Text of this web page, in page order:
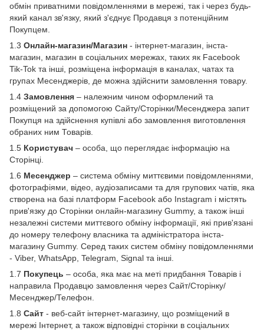
обмін приватними повідомленнями в мережі, так і через будь-
який канал зв'язку, який з'єднує Продавця з потенційним
Покупцем.
1.3 Онлайн-магазин/Магазин - інтернет-магазин, інста-
магазин, магазин в соціальних мережах, таких як Facebook
Tik-Tok та інші, розміщена інформація в каналах, чатах та
групах Месенджерів, де можна здійснити замовлення товару.
1.4 Замовлення – належним чином оформлений та
розміщений за допомогою Сайту/Сторінки/Месенджера запит
Покупця на здійснення купівлі або замовлення виготовлення
обраних ним Товарів.
1.5 Користувач – особа, що переглядає інформацію на
Сторінці.
1.6 Месенджер – система обміну миттєвими повідомленнями,
фотографіями, відео, аудіозаписами та для групових чатів, яка
створена на базі платформ Facebook або Instagram і містять
прив'язку до Сторінки онлайн-магазину Gummy, а також інші
незалежні системи миттєвого обміну інформації, які прив'язані
до номеру телефону власника та адміністратора інста-
магазину Gummy. Серед таких систем обміну повідомленнями
- Viber, WhatsApp, Telegram, Signal та інші.
1.7 Покупець – особа, яка має на меті придбання Товарів і
направила Продавцю замовлення через Сайт/Сторінку/
Месенджер/Телефон.
1.8 Сайт - веб-сайт інтернет-магазину, що розміщений в
мережі Інтернет, а також відповідні сторінки в соціальних